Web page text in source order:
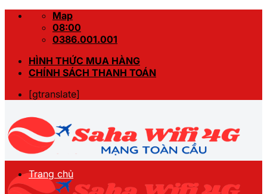
Skip
Map
08:00
0386.001.001
HÌNH THỨC MUA HÀNG
CHÍNH SÁCH THANH TOÁN
[gtranslate]
Trang chủ